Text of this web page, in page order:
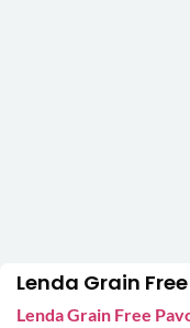
Lenda Grain
Lenda Grain Free